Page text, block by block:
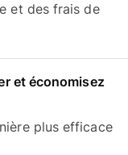
et des frais de
et économisez
plus efficace